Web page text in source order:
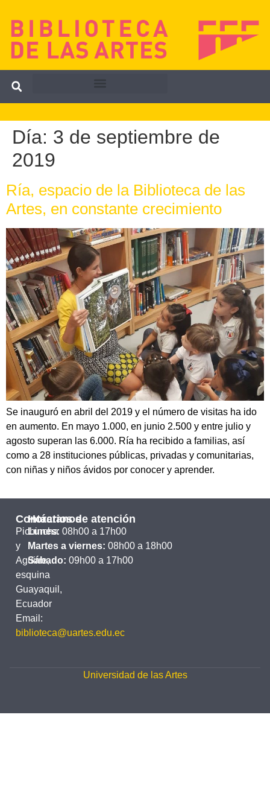
Día: 3 de septiembre de
2019
Ría, espacio de la Biblioteca de las
Artes, en constante crecimiento
Se inauguró en abril del 2019 y el número de visitas ha ido
en aumento. En mayo 1.000, en junio 2.500 y entre julio y
agosto superan las 6.000. Ría ha recibido a familias, así
como a 28 instituciones públicas, privadas y comunitarias,
con niñas y niños ávidos por conocer y aprender.
Contáctanos
Pichincha
y
Aguirre,
esquina
Guayaquil,
Ecuador
Email:
biblioteca@uartes.edu.ec
Horarios de atención
Lunes: 08h00 a 17h00
Martes a viernes: 08h00 a 18h00
Sábado: 09h00 a 17h00
Universidad de las Artes